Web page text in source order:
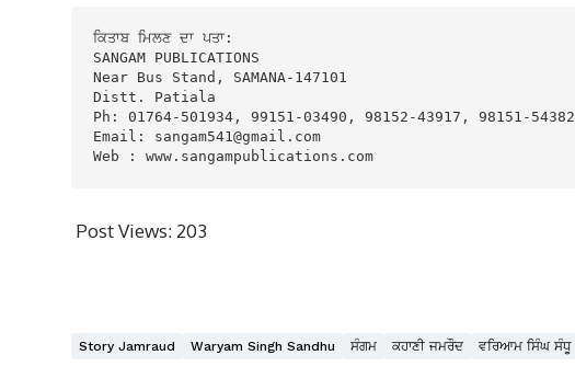
ਕਿਤਾਬ ਮਿਲਣ ਦਾ ਪਤਾ:
SANGAM PUBLICATIONS
Near Bus Stand, SAMANA-147101
Distt. Patiala
Ph: 01764-501934, 99151-03490, 98152-43917, 98151-54382
Email: sangam541@gmail.com
Web : www.sangampublications.com
Post Views: 203
Story Jamraud Waryam Singh Sandhu ਸੰਗਮ ਕਹਾਣੀ ਜਮਰੌਦ ਵਰਿਆਮ ਸਿੰਘ ਸੰਧੂ